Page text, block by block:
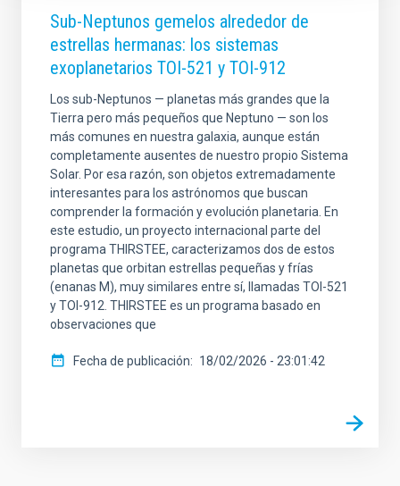
Sub-Neptunos gemelos alrededor de
estrellas hermanas: los sistemas
exoplanetarios TOI-521 y TOI-912
Los sub-Neptunos — planetas más grandes que la
Tierra pero más pequeños que Neptuno — son los
más comunes en nuestra galaxia, aunque están
completamente ausentes de nuestro propio Sistema
Solar. Por esa razón, son objetos extremadamente
interesantes para los astrónomos que buscan
comprender la formación y evolución planetaria. En
este estudio, un proyecto internacional parte del
programa THIRSTEE, caracterizamos dos de estos
planetas que orbitan estrellas pequeñas y frías
(enanas M), muy similares entre sí, llamadas TOI-521
y TOI-912. THIRSTEE es un programa basado en
observaciones que
Fecha de publicación 18/02/2026 - 23:01:42